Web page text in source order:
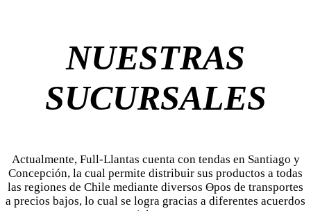
NUESTRAS
SUCURSALES
Actualmente, Full-Llantas cuenta con tendas en Santiago y
Concepción, la cual permite distribuir sus productos a todas
las regiones de Chile mediante diversos Ɵpos de transportes
a precios bajos, lo cual se logra gracias a diferentes acuerdos